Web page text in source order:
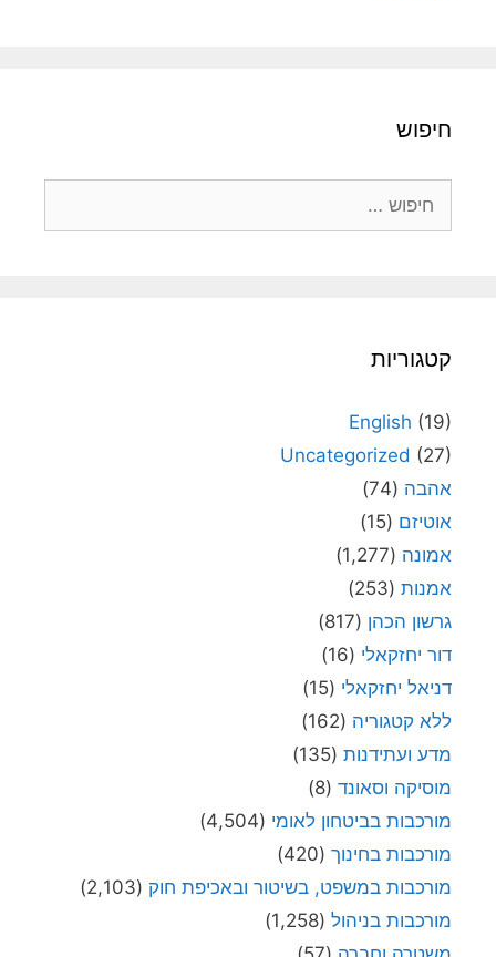
חיפוש
קטגוריות
English (19)
Uncategorized (27)
אהבה (74)
אוטיזם (15)
אמונה (1,277)
אמנות (253)
גרשון הכהן (817)
דור יחזקאלי (16)
דניאל יחזקאלי (15)
ללא קטגוריה (162)
מדע ועתידנות (135)
מוסיקה וסאונד (8)
מורכבות בביטחון לאומי (4,504)
מורכבות בחינוך (420)
מורכבות במשפט, בשיטור ובאכיפת חוק (2,103)
מורכבות בניהול (1,258)